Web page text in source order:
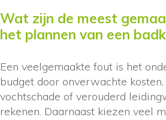
Wat zijn de meest
het plannen van een
Een veelgemaakte fout is het
budget door onverwachte
vochtschade of verouderd
rekenen. Daarnaast kiezen veel